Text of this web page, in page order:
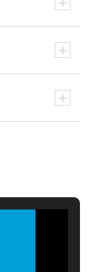
+
+